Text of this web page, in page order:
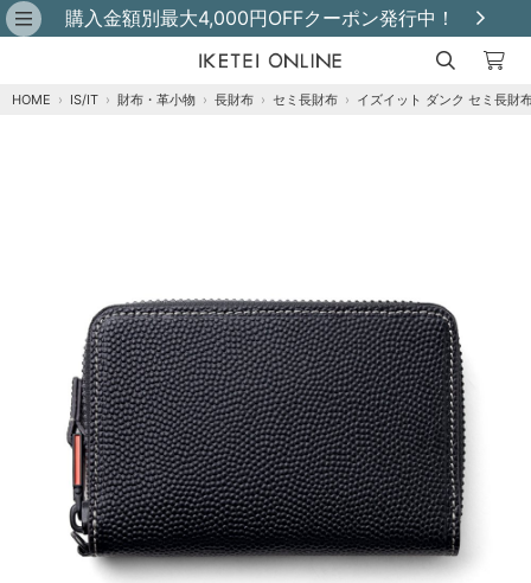
購入金額別最大4,000円OFFクーポン発行中！
HOME › IS/IT › 財布・革小物 › 長財布 › セミ長財布 › イズイット ダンク セミ長財
在庫あり